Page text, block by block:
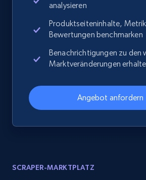
analysieren
Produktseiteninhalte,
Bewertungen benchmarken
Benachrichtigungen zu den
Marktveränderungen
Angebot anfordern
SCRAPER-MARKTPLATZ